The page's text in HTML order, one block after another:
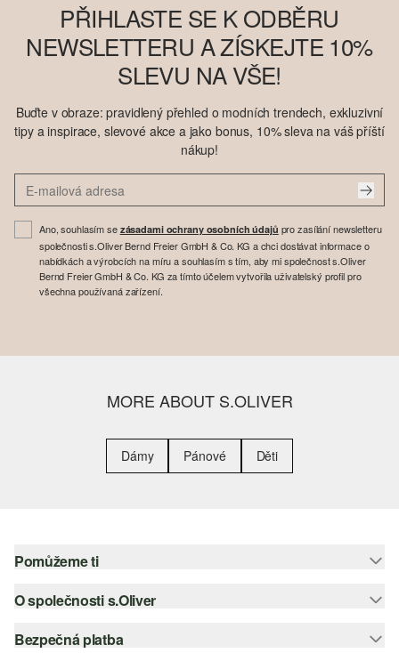
PŘIHLASTE SE K ODBĚRU
NEWSLETTERU A ZÍSKEJTE 10%
SLEVU NA VŠE!
Buďte v obraze: pravidlený přehled o modních trendech, exkluzivní
tipy a inspirace, slevové akce a jako bonus, 10% sleva na váš příští
nákup!
Ano, souhlasím se zásadami ochrany osobních údajů pro zasílání newsletteru
společnosti s.Oliver Bernd Freier GmbH & Co. KG a chci dostávat informace o
nabídkách a výrobcích na míru a souhlasím s tím, aby mi společnost s.Oliver
Bernd Freier GmbH & Co. KG za tímto účelem vytvořila uživatelský profil pro
všechna používaná zařízení.
MORE ABOUT S.OLIVER
Dámy Pánové Děti
Pomůžeme ti
Nápověda – často kladené otázky
Nápověda k velikostem
O společnosti s.Oliver
Newsletter
Bezpečná platba